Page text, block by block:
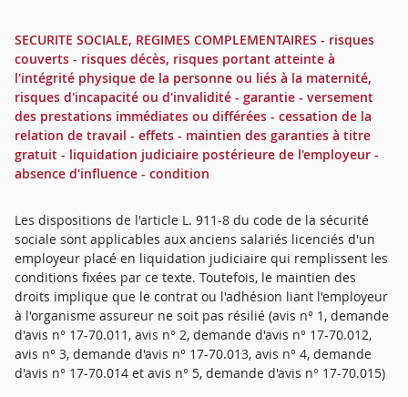
SECURITE SOCIALE, REGIMES COMPLEMENTAIRES - risques
couverts - risques décès, risques portant atteinte à
l'intégrité physique de la personne ou liés à la maternité,
risques d'incapacité ou d'invalidité - garantie - versement
des prestations immédiates ou différées - cessation de la
relation de travail - effets - maintien des garanties à titre
gratuit - liquidation judiciaire postérieure de l'employeur -
absence d'influence - condition
Les dispositions de l'article L. 911-8 du code de la sécurité
sociale sont applicables aux anciens salariés licenciés d'un
employeur placé en liquidation judiciaire qui remplissent les
conditions fixées par ce texte. Toutefois, le maintien des
droits implique que le contrat ou l'adhésion liant l'employeur
à l'organisme assureur ne soit pas résilié (avis n° 1, demande
d'avis n° 17-70.011, avis n° 2, demande d'avis n° 17-70.012,
avis n° 3, demande d'avis n° 17-70.013, avis n° 4, demande
d'avis n° 17-70.014 et avis n° 5, demande d'avis n° 17-70.015)